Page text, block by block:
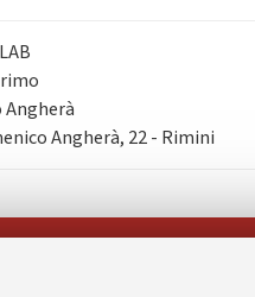
Angherà
Angherà, 22 - Rimini